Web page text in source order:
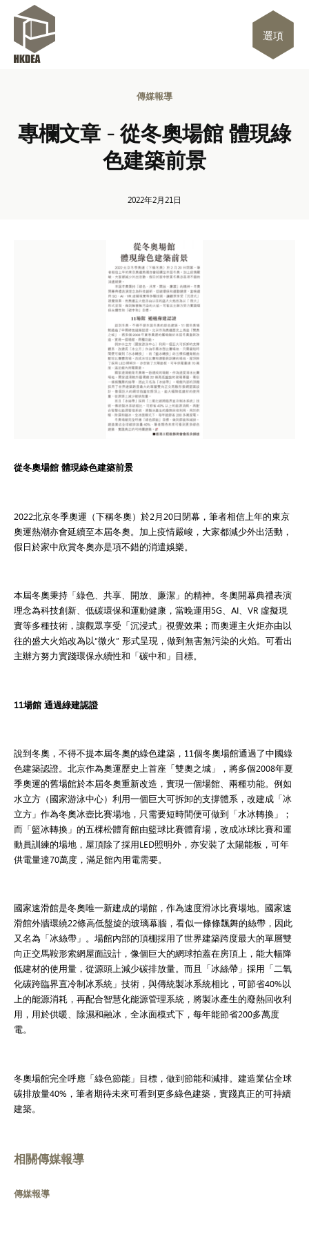
選項
傳媒報導
專欄文章 - 從冬奧場館 體現綠
色建築前景
2022年2月21日
從冬奧場館 體現綠色建築前景
2022北京冬季奧運（下稱冬奧）於2月20日閉幕，筆者相信上年的東京
奧運熱潮亦會延續至本屆冬奧。加上疫情嚴峻，大家都減少外出活動，
假日於家中欣賞冬奧亦是項不錯的消遣娛樂。
本屆冬奧秉持「綠色、共享、開放、廉潔」的精神。冬奧開幕典禮表演
理念為科技創新、低碳環保和運動健康，當晚運用5G、AI、VR 虛擬現
實等多種技術，讓觀眾享受「沉浸式」視覺效果；而奧運主火炬亦由以
往的盛大火焰改為以“微火” 形式呈現，做到無害無污染的火焰。可看出
主辦方努力實踐環保永續性和「碳中和」目標。
11場館 通過綠建認證
說到冬奧，不得不提本屆冬奧的綠色建築，11個冬奧場館通過了中國綠
色建築認證。北京作為奧運歷史上首座「雙奧之城」，將多個2008年夏
季奧運的舊場館於本屆冬奧重新改造，實現一個場館、兩種功能。例如
水立方（國家游泳中心）利用一個巨大可拆卸的支撐體系，改建成「冰
立方」作為冬奧冰壺比賽場地，只需要短時間便可做到「水冰轉換」；
而「籃冰轉換」的五棵松體育館由籃球比賽體育場，改成冰球比賽和運
動員訓練的場地，屋頂除了採用LED照明外，亦安裝了太陽能板，可年
供電量達70萬度，滿足館內用電需要。
國家速滑館是冬奧唯一新建成的場館，作為速度滑冰比賽場地。國家速
滑館外牆環繞22條高低盤旋的玻璃幕牆，看似一條條飄舞的絲帶，因此
又名為「冰絲帶」。場館內部的頂棚採用了世界建築跨度最大的單層雙
向正交馬鞍形索網屋面設計，像個巨大的網球拍蓋在房頂上，能大幅降
低建材的使用量，從源頭上減少碳排放量。而且「冰絲帶」採用「二氧
化碳跨臨界直冷制冰系統」技術，與傳統製冰系統相比，可節省40%以
上的能源消耗，再配合智慧化能源管理系統，將製冰產生的廢熱回收利
用，用於供暖、除濕和融冰，全冰面模式下，每年能節省200多萬度
電。
冬奧場館完全呼應「綠色節能」目標，做到節能和減排。建造業佔全球
碳排放量40%，筆者期待未來可看到更多綠色建築，實踐真正的可持續
建築。
相關傳媒報導
傳媒報導